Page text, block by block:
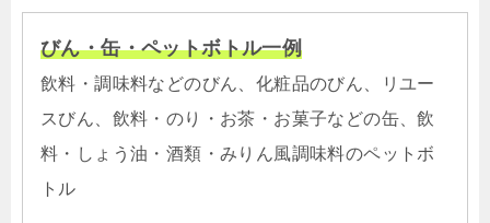
びん・缶・ペットボトル一例
飲料・調味料などのびん、化粧品のびん、リユー
スびん、飲料・のり・お茶・お菓子などの缶、飲
料・しょう油・酒類・みりん風調味料のペットボ
トル